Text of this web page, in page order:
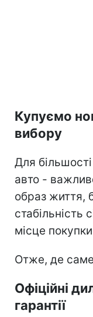
Купуємо
вибору
Для
авто -
образ життя,
стабільність
місце
Отже, де
Офіційні
гарантії